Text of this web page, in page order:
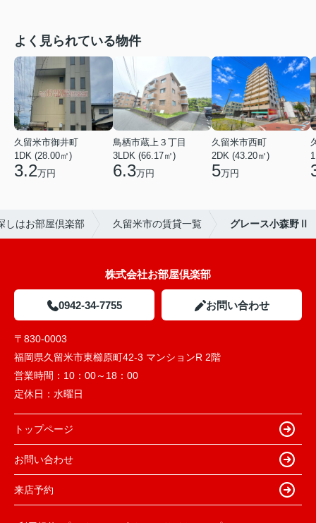
よく見られている物件
久留米市御井町
1DK (28.00㎡)
3.2万円
鳥栖市蔵上３丁目
3LDK (66.17㎡)
6.3万円
久留米市西町
2DK (43.20㎡)
5万円
しはお部屋倶楽部 久留米市の賃貸一覧 グレース小森野Ⅱ
株式会社お部屋倶楽部
0942-34-7755 お問い合わせ
〒830-0003
福岡県久留米市東櫛原町42-3 マンションR 2階
営業時間： 10：00～18：00
定休日： 水曜日
トップページ
お問い合わせ
来店予約